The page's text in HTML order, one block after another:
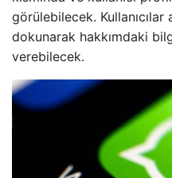
görülebilecek. Kullanıcılar
dokunarak hakkımdaki
verebilecek.